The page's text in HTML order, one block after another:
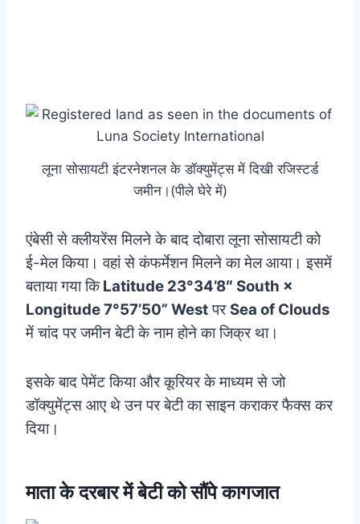
लूना सोसायटी इंटरनेशनल के डॉक्युमेंट्स में दिखी रजिस्टर्ड
जमीन।(पीले घेरे में)
एंबेसी से क्लीयरेंस मिलने के बाद दोबारा लूना सोसायटी को
ई-मेल किया। वहां से कंफर्मेशन मिलने का मेल आया। इसमें
बताया गया किLatitude 23°34’8″ South ×
Longitude 7°57’50” Westपर Sea of Clouds
में चांद पर जमीन बेटी के नाम होने का जिक्र था।
इसके बाद पेमेंट किया और कूरियर के माध्यम से जो
डॉक्युमेंट्स आए थे उन पर बेटी का साइन कराकर फैक्स कर
दिया।
माता के दरबार में बेटी को सौंपे कागजात